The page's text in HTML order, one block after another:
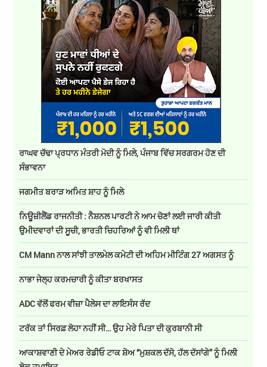
ਰਾਘਵ ਚੱਢਾ ਪ੍ਰਧਾਨ ਮੰਤਰੀ ਮੋਦੀ ਨੂੰ ਮਿਲੇ, ਪੰਜਾਬ ਵਿੱਚ ਸਰਗਰਮ ਹੋਣ ਦੀ
ਸੰਭਾਵਨਾ
ਜਗਮੀਤ ਬਰਾੜ ਅਮਿਤ ਸ਼ਾਹ ਨੂੰ ਮਿਲੇ
ਨਿਊਜ਼ੀਲੈਂਡ ਰਾਜਨੀਤੀ : ਨੈਸ਼ਨਲ ਪਾਰਟੀ ਨੇ ਆਮ ਚੋਣਾਂ ਲਈ ਜਾਰੀ ਕੀਤੀ
ਉਮੀਦਵਾਰਾਂ ਦੀ ਸੂਚੀ, ਭਾਰਤੀ ਚਿਹਰਿਆਂ ਨੂੰ ਵੀ ਮਿਲੀ ਥਾਂ
CM Mann ਨਾਲ ਸਾਂਝੀ ਤਾਲਮੇਲ ਕਮੇਟੀ ਦੀ ਅਹਿਮ ਮੀਟਿੰਗ 27 ਅਗਸਤ ਨੂੰ
ਨਾਭਾ ਜੇਲ੍ਹ ਕਰਮਚਾਰੀ ਨੂੰ ਕੀਤਾ ਬਰਖਾਸਤ
ADC ਵੱਲੋਂ ਫਰਮ ਵੀਜ਼ਾ ਪੈਲੇਸ ਦਾ ਲਾਇਸੰਸ ਰੱਦ
ਟਰੱਕ ਤਾਂ ਸਿਰਫ਼ ਲੋਹਾ ਨਹੀਂ ਸੀ… ਉਹ ਮੇਰੇ ਪਿਤਾ ਦੀ ਕੁਰਬਾਨੀ ਸੀ
ਆਕਾਸ਼ਵਾਣੀ ਦੇ ਮੇਅਰ ਰੇਡੀਓ ਟਾਕ ਸ਼ੋਅ “ਮੁਸ਼ਕਲ ਦੱਸੋ, ਹੱਲ ਦੱਸਾਂਗੇ” ਨੂੰ ਮਿਲੀ